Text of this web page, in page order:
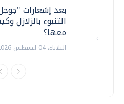
بعد إشعارات
التنبوء بالزلازل
معها؟
الثلاثاء، 04 اغسطس 2026 04:04 م